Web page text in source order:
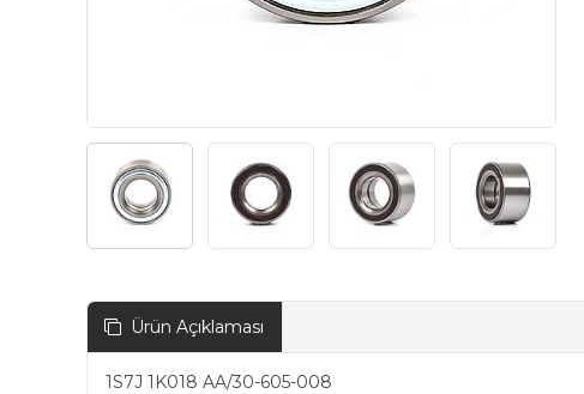
Ürün Açıklaması
1S7J 1K018 AA/30-605-008